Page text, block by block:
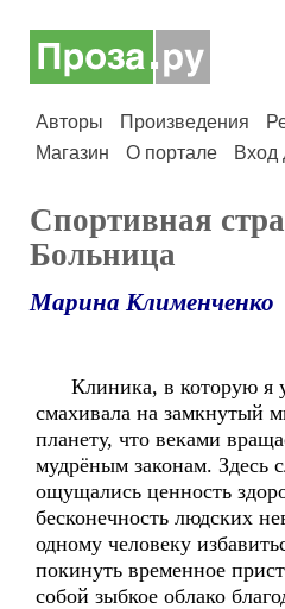
Авторы Произведения
Магазин
О портале Вход
Спортивная
Больница
Марина Клименченко
Клиника, в которую я
смахивала на замкнутый
планету, что веками
мудрёным законам. Здесь
ощущались ценность
бесконечность людских
одному человеку
покинуть временное
собой зыбкое облако